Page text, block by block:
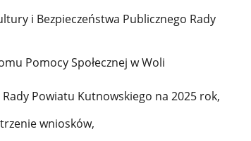
i Bezpieczeństwa Publicznego Rady
Pomocy Społecznej w Woli
Powiatu Kutnowskiego na 2025 rok,
wniosków,